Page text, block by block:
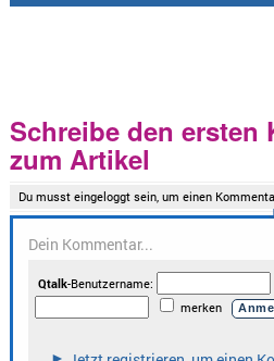
Schreibe den ersten
zum Artikel